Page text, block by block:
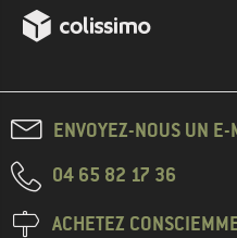
ENVOYEZ-NOUS UN E-
04 65 82 17 36
ACHETEZ